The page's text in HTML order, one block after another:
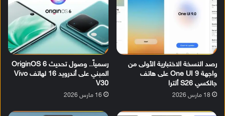
رصد النسخة الاختبارية الأولى من
واجهة One UI 9 على هاتف
جالكسي S26 ألترا
18 مارس 2026
رسمياً.. وصول تحديث OriginOS 6
المبني على أندرويد 16 لهاتف Vivo
V30
16 مارس 2026